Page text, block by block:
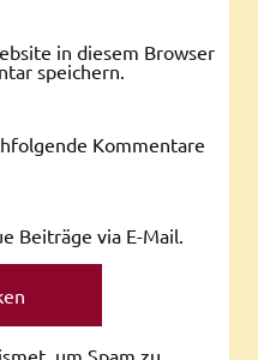
in diesem Browser
speichern.
Kommentare
Beiträge via E-Mail.